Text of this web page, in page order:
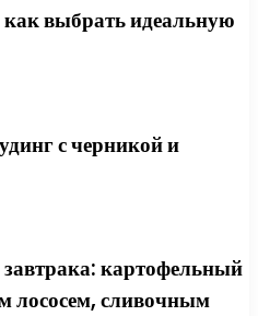
выбрать идеальную
с черникой и
завтрака: картофельный
лососем, сливочным